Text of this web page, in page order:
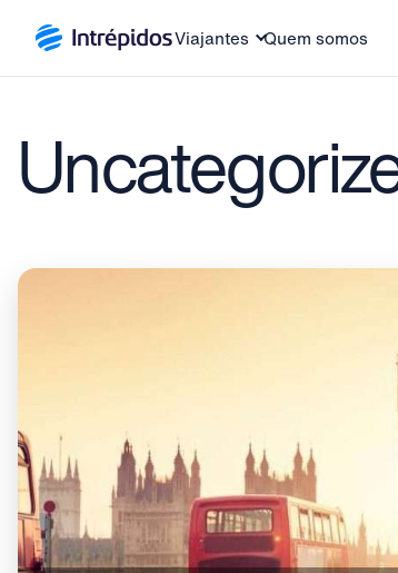
Viajantes Quem somos